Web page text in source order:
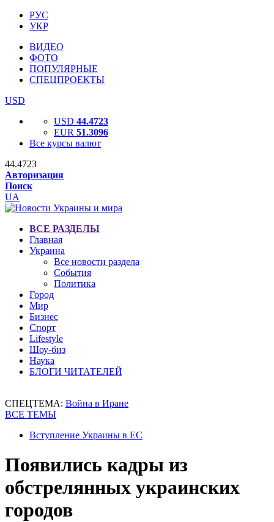
РУС
УКР
ВИДЕО
ФОТО
ПОПУЛЯРНЫЕ
СПЕЦПРОЕКТЫ
USD
USD 44.4723
EUR 51.3096
Все курсы валют
44.4723
Авторизация
Поиск
UA
ВСЕ РАЗДЕЛЫ
Главная
Украина
Все новости раздела
События
Политика
Город
Мир
Бизнес
Спорт
Lifestyle
Шоу-биз
Наука
БЛОГИ ЧИТАТЕЛЕЙ
СПЕЦТЕМА: Война в Иране
ВСЕ ТЕМЫ
Вступление Украины в ЕС
Появились кадры из
обстрелянных украинских
городов